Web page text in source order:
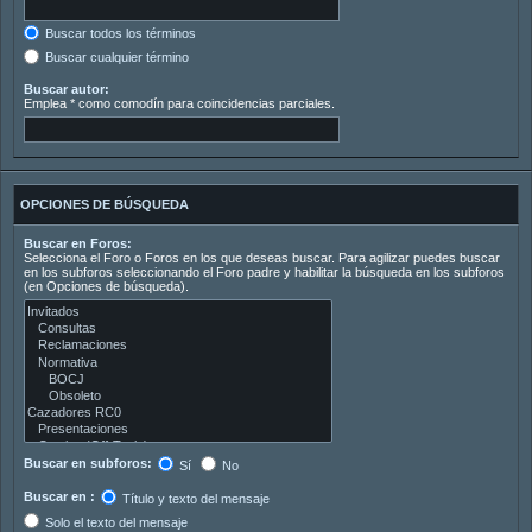
Buscar todos los términos
Buscar cualquier término
Buscar autor:
Emplea * como comodín para coincidencias parciales.
OPCIONES DE BÚSQUEDA
Buscar en Foros:
Selecciona el Foro o Foros en los que deseas buscar. Para agilizar puedes buscar
en los subforos seleccionando el Foro padre y habilitar la búsqueda en los subforos
(en Opciones de búsqueda).
Buscar en subforos: Sí No
Buscar en :
Título y texto del mensaje
Solo el texto del mensaje